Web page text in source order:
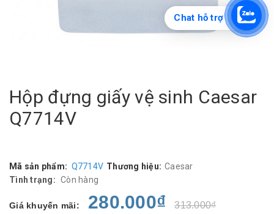
Hộp đựng giấy vệ sinh Caesar
Q7714V
Mã sản phẩm: Q7714V Thương hiệu: Caesar
Tình trạng: Còn hàng
Giá khuyến mãi: 280.000₫ 313.000₫
Chat hỗ trợ